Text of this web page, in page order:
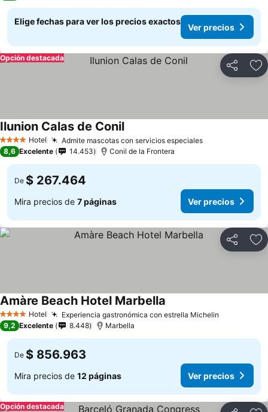
Elige fechas para ver los precios exactos
Ver precios
Compartir
Opción destacada
4 EstrellasHotel Admite mascotas con servicios especiales
Ilunion Calas de Conil
8,6 Excelente 14.453 Conil de la Frontera
De $ 267.464
Mira precios de 7 páginas Ver precios
Compartir
4 EstrellasHotel Experiencia gastronómica con estrella Michelin
Amàre Beach Hotel Marbella
9,2 Excelente 8.448 Marbella
De $ 856.963
Mira precios de 12 páginas Ver precios
Opción destacada